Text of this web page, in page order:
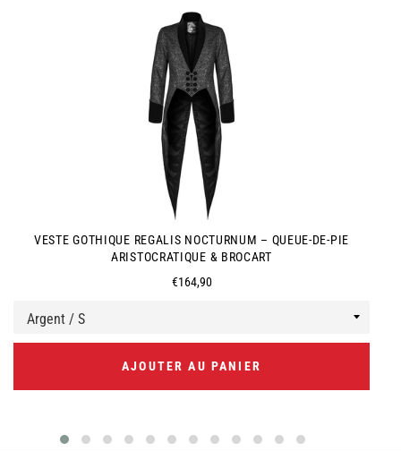
VESTE GOTHIQUE REGALIS NOCTURNUM – QUEUE-DE-PIE
ARISTOCRATIQUE & BROCART
Prix
€164,90
AJOUTER AU PANIER